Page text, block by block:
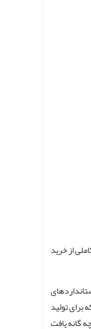
از خرید
برای تولید
گانه یافت